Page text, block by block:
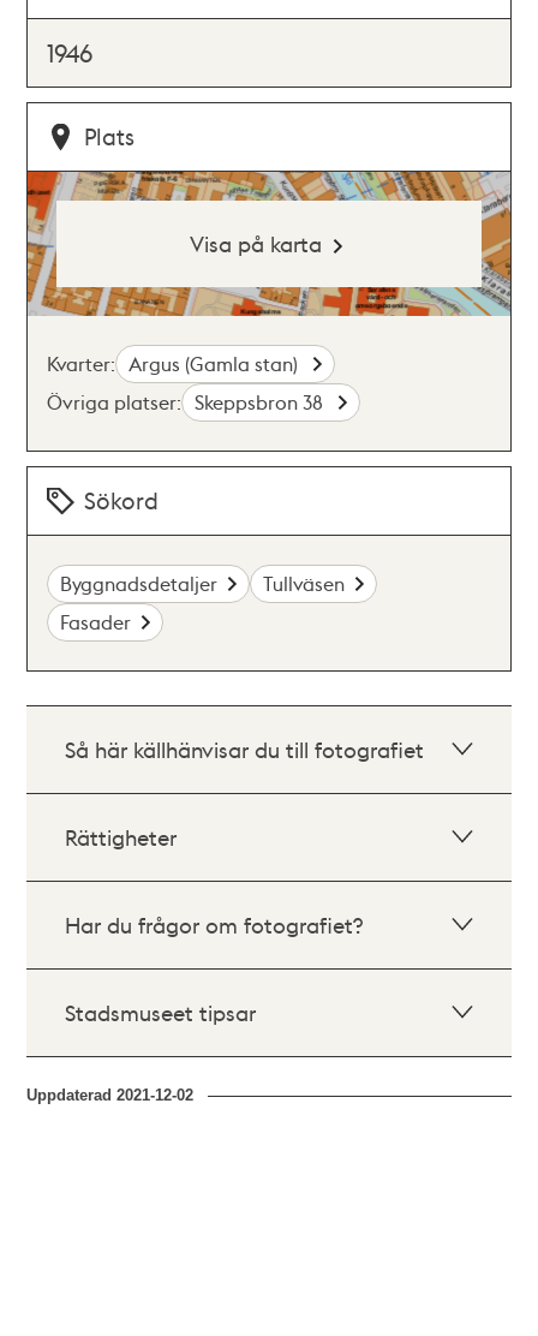
1946
Plats
Visa på karta
Kvarter: Argus (Gamla stan)
Övriga platser: Skeppsbron 38
Sökord
Byggnadsdetaljer
Tullväsen
Fasader
Så här källhänvisar du till fotografiet
Rättigheter
Har du frågor om fotografiet?
Stadsmuseet tipsar
Uppdaterad2021-12-02